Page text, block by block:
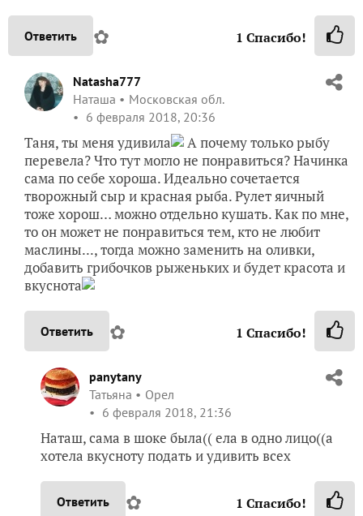
Ответить ✿ 1 Спасибо!
Natasha777
Наташа
Московская обл.
6 февраля 2018, 20:36
Таня, ты меня удивила
А почему только рыбу
перевела? Что тут могло не понравиться? Начинка
сама по себе хороша. Идеально сочетается
творожный сыр и красная рыба. Рулет яичный
тоже хорош… можно отдельно кушать. Как по мне,
то он может не понравиться тем, кто не любит
маслины..., тогда можно заменить на оливки,
добавить грибочков рыженьких и будет красота и
вкуснота
Ответить ✿ 1 Спасибо!
panytany
Татьяна
Орел
6 февраля 2018, 21:36
Наташ, сама в шоке была(( ела в одно лицо((а
хотела вкусноту подать и удивить всех
Ответить ✿ 1 Спасибо!